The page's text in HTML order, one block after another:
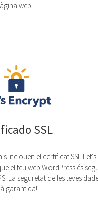
web!
SSL
inclouen el certificat SSL Let's
el teu web WordPress és
La seguretat de les teves
garantida!